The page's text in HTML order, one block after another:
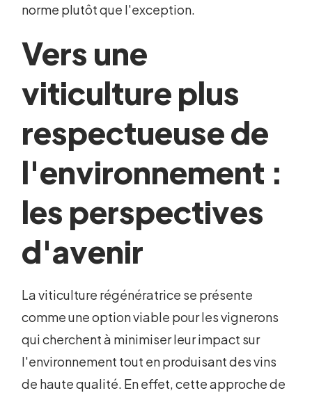
norme plutôt que l'exception.
Vers une
viticulture plus
respectueuse de
l'environnement :
les perspectives
d'avenir
La viticulture régénératrice se présente
comme une option viable pour les vignerons
qui cherchent à minimiser leur impact sur
l'environnement tout en produisant des vins
de haute qualité. En effet, cette approche de